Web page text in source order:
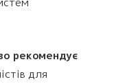
рекомендує
для